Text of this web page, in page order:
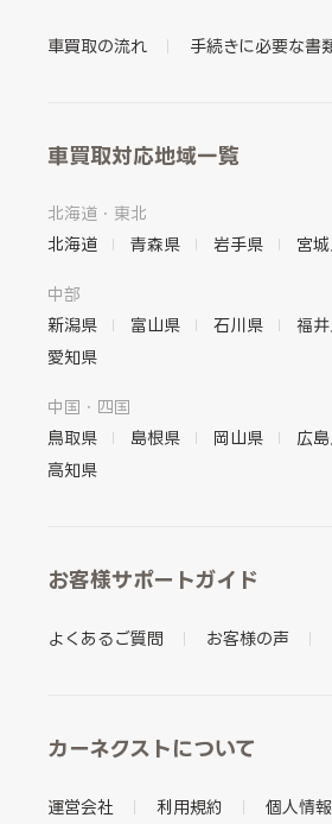
車買取の流れ 手続きに必要な書
車買取対応地域一覧
北海道・東北
北海道
青森県 岩手県 宮
中部
新潟県
富山県 石川県 福
愛知県
中国・四国
鳥取県
島根県 岡山県 広
高知県
お客様サポートガイド
よくあるご質問 お客様の声
カーネクストについて
運営会社 利用規約 個人情